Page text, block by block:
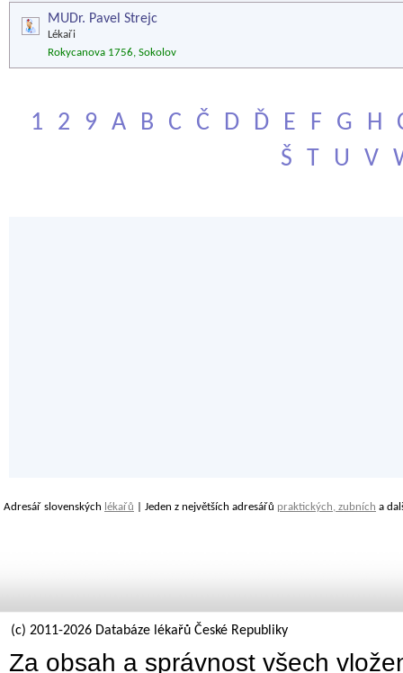
MUDr. Pavel Strejc
Lékaři
Rokycanova 1756, Sokolov
1 2 9 A B C Č D Ď E F G H
Š
T U V
Adresář slovenských lékařů | Jeden z největších adresářů praktických, zubních a
(c) 2011-2026 Databáze lékařů České Republiky
Za obsah a správnost všech